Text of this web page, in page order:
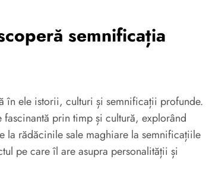
semnificația
în ele istorii, culturi și semnificații profunde.
prin timp și cultură, explorând
la rădăcinile sale maghiare la semnificațiile
pe care îl are asupra personalității și